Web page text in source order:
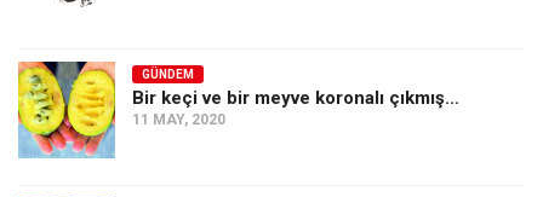
Asya
Afrika
GÜNDEM
Bir keçi ve bir meyve koronalı çıkmış…
11 MAY, 2020